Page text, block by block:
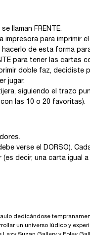
llaman FRENTE.
para imprimir
de esta forma
para tener las cartas
doble faz, decidiste
jugar.
siguiendo el trazo
las 10 o 20 favoritas).
verse el DORSO).
decir, una carta
dedicándose
un universo lúdico y